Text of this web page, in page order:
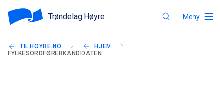
Trøndelag Høyre Meny
TIL HOYRE.NO
HJEM
FYLKESORDFØRERKANDIDATEN